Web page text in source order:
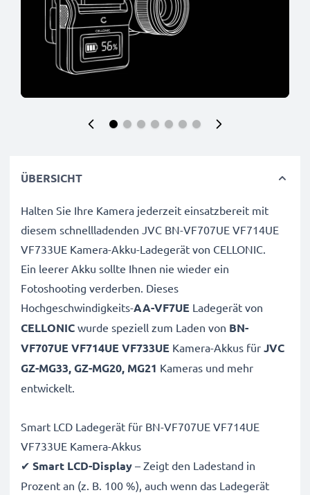
ÜBERSICHT
Halten Sie Ihre Kamera jederzeit einsatzbereit mit
diesem schnellladenden JVC BN-VF707UE VF714UE
VF733UE Kamera-Akku-Ladegerät von CELLONIC.
Ein leerer Akku sollte Ihnen nie wieder ein
Fotoshooting verderben. Dieses
Hochgeschwindigkeits-AA-VF7UE Ladegerät von
CELLONIC wurde speziell zum Laden von BN-
VF707UE VF714UE VF733UE Kamera-Akkus für JVC
GZ-MG33, GZ-MG20, MG21 Kameras und mehr
entwickelt.
Smart LCD Ladegerät für BN-VF707UE VF714UE
VF733UE Kamera-Akkus
✔ Smart LCD-Display – Zeigt den Ladestand in
Prozent an (z. B. 100 %), auch wenn das Ladegerät